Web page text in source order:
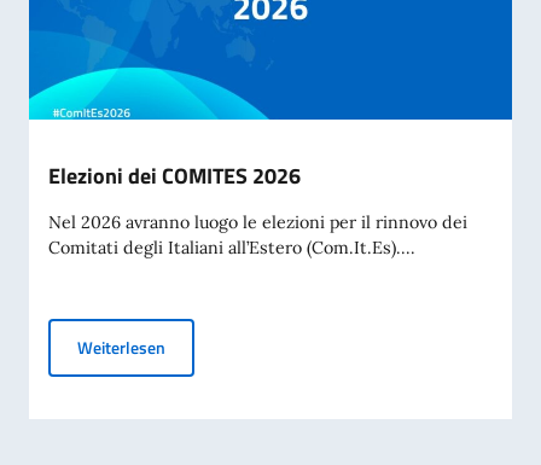
Elezioni dei COMITES 2026
Nel 2026 avranno luogo le elezioni per il rinnovo dei
Comitati degli Italiani all’Estero (Com.It.Es)....
Weiterlesen